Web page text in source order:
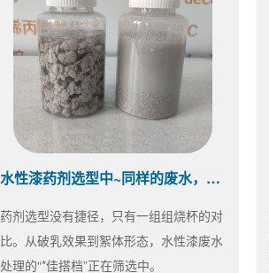
水性漆药剂选型中~同样的废水，不同的效果
药剂选型没有捷径，只有一组组烧杯的对
比。从破乳效果到絮体形态，水性漆废水
处理的“*佳搭档”正在筛选中。